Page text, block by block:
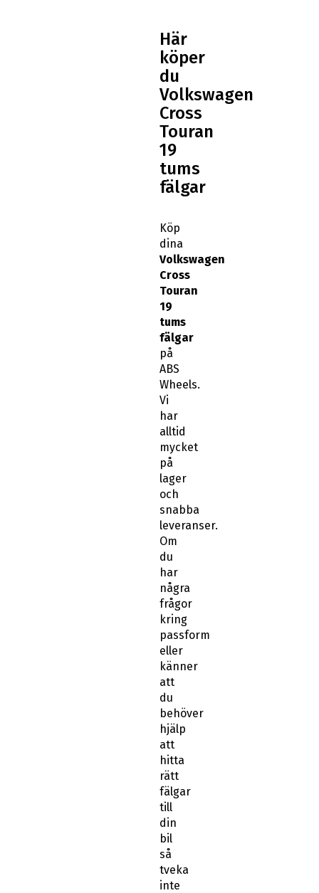
Här
köper
du
Volkswagen
Cross
Touran
19
tums
fälgar
Köp
dina
Volkswagen
Cross
Touran
19
tums
fälgar
på
ABS
Wheels.
Vi
har
alltid
mycket
på
lager
och
snabba
leveranser.
Om
du
har
några
frågor
kring
passform
eller
känner
att
du
behöver
hjälp
att
hitta
rätt
fälgar
till
din
bil
så
tveka
inte